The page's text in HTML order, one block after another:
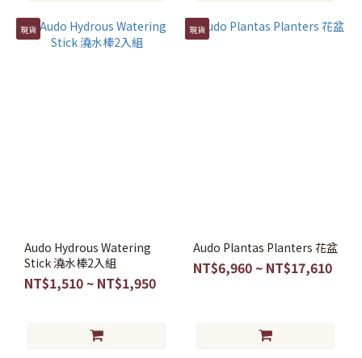
現貨
Audo Hydrous Watering
Stick 澆水棒2入組
NT$1,510 ~ NT$1,950
現貨
Audo Plantas Planters 花盆
NT$6,960 ~ NT$17,610